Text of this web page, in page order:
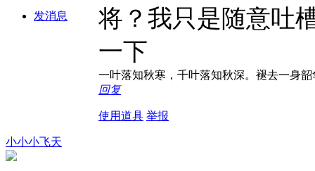
发消息
将？我只是随意吐
一下
一叶落知秋寒，千叶落知秋深。褪去一身
回复
使用道具 举报
小小小飞天